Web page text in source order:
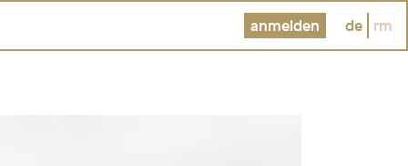
anmelden de rm